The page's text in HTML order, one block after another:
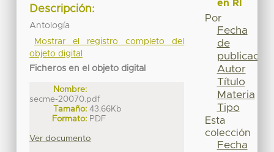
Descripción:
Antología
Mostrar el registro completo del
objeto digital
Ficheros en el objeto digital
Nombre:
secme-20070.pdf
Tamaño: 43.66Kb
Formato: PDF
Ver documento
en RI
Por
Fecha
de
publicación
Autor
Título
Materia
Tipo
Esta
colección
Fecha